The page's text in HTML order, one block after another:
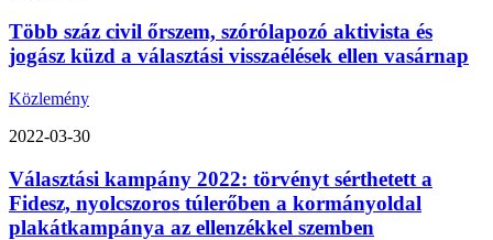
Több száz civil őrszem, szórólapozó aktivista és
jogász küzd a választási visszaélések ellen vasárnap
Közlemény
2022-03-30
Választási kampány 2022: törvényt sérthetett a
Fidesz, nyolcszoros túlerőben a kormányoldal
plakátkampánya az ellenzékkel szemben